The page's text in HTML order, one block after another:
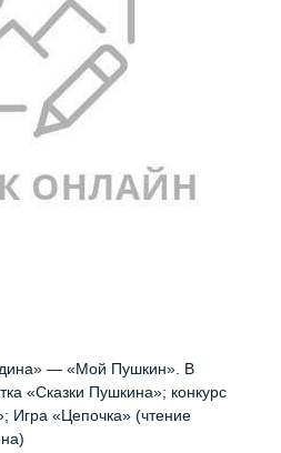
— «Мой Пушкин». В
«Сказки Пушкина»; конкурс
Игра «Цепочка» (чтение